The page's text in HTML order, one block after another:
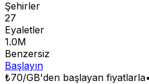
Şehirler
27
Eyaletler
1.0M
Benzersiz
Başlayın
₺70/GB'den başlayan fiyatlarla•